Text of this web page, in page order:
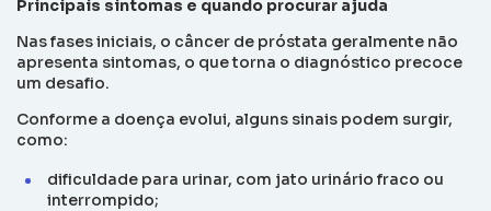
Principais sintomas e quando procurar ajuda
Nas fases iniciais, o câncer de próstata geralmente não
apresenta sintomas, o que torna o diagnóstico precoce
um desafio.
Conforme a doença evolui, alguns sinais podem surgir,
como:
dificuldade para urinar, com jato urinário fraco ou
interrompido;